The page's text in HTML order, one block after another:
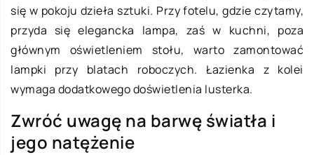
się w pokoju dzieła sztuki. Przy fotelu, gdzie czytamy,
przyda się elegancka lampa, zaś w kuchni, poza
głównym oświetleniem stołu, warto zamontować
lampki przy blatach roboczych. Łazienka z kolei
wymaga dodatkowego doświetlenia lusterka.
Zwróć uwagę na barwę światła i
jego natężenie